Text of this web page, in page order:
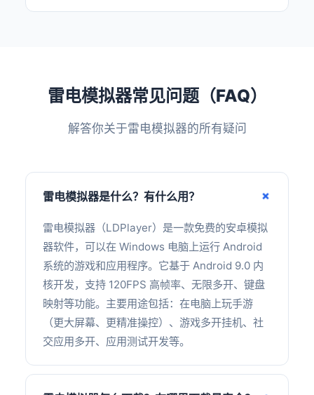
雷电模拟器常见问题（FAQ）
解答你关于雷电模拟器的所有疑问
雷电模拟器是什么？有什么用？
雷电模拟器（LDPlayer）是一款免费的安卓模拟
器软件，可以在 Windows 电脑上运行 Android
系统的游戏和应用程序。它基于 Android 9.0 内
核开发，支持 120FPS 高帧率、无限多开、键盘
映射等功能。主要用途包括：在电脑上玩手游
（更大屏幕、更精准操控）、游戏多开挂机、社
交应用多开、应用测试开发等。